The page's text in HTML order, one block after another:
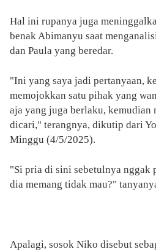
Hal ini rupanya juga
benak Abimanyu saat
dan Paula yang beredar.
"Ini yang saya jadi pertanyaan,
memojokkan satu pihak yang
aja yang juga berlaku, kemudian
dicari," terangnya, dikutip dari
Minggu (4/5/2025).
"Si pria di sini sebetulnya nggak
dia memang tidak mau?"
Apalagi, sosok Niko disebut